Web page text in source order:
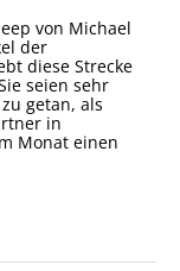
von Michael
der
diese Strecke
seien sehr
getan, als
in
Monat einen